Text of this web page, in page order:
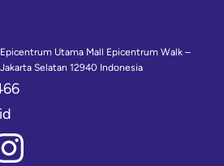
Epicentrum Utama Mall Epicentrum Walk –
Selatan 12940 Indonesia